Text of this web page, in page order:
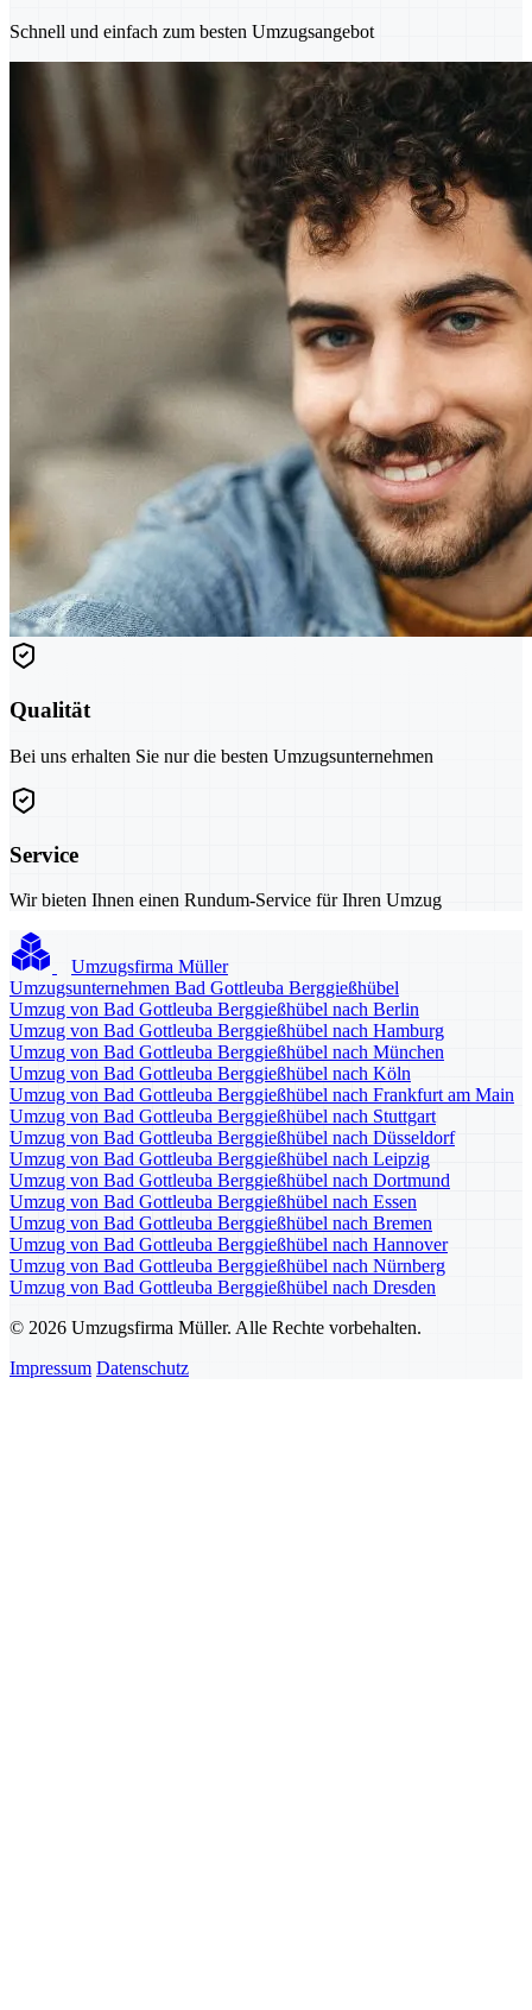
Schnell und einfach zum besten Umzugsangebot
Qualität
Bei uns erhalten Sie nur die besten Umzugsunternehmen
Service
Wir bieten Ihnen einen Rundum-Service für Ihren Umzug
Umzugsfirma Müller
Umzugsunternehmen Bad Gottleuba Berggießhübel
Umzug von Bad Gottleuba Berggießhübel nach Berlin
Umzug von Bad Gottleuba Berggießhübel nach Hamburg
Umzug von Bad Gottleuba Berggießhübel nach München
Umzug von Bad Gottleuba Berggießhübel nach Köln
Umzug von Bad Gottleuba Berggießhübel nach Frankfurt am Main
Umzug von Bad Gottleuba Berggießhübel nach Stuttgart
Umzug von Bad Gottleuba Berggießhübel nach Düsseldorf
Umzug von Bad Gottleuba Berggießhübel nach Leipzig
Umzug von Bad Gottleuba Berggießhübel nach Dortmund
Umzug von Bad Gottleuba Berggießhübel nach Essen
Umzug von Bad Gottleuba Berggießhübel nach Bremen
Umzug von Bad Gottleuba Berggießhübel nach Hannover
Umzug von Bad Gottleuba Berggießhübel nach Nürnberg
Umzug von Bad Gottleuba Berggießhübel nach Dresden
© 2026 Umzugsfirma Müller. Alle Rechte vorbehalten.
Impressum Datenschutz